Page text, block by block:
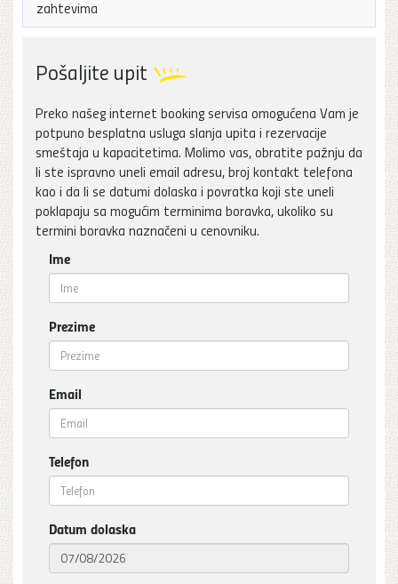
zahtevima
Pošaljite upit
Preko našeg internet booking servisa omogućena Vam je
potpuno besplatna usluga slanja upita i rezervacije
smeštaja u kapacitetima. Molimo vas, obratite pažnju da
li ste ispravno uneli email adresu, broj kontakt telefona
kao i da li se datumi dolaska i povratka koji ste uneli
poklapaju sa mogućim terminima boravka, ukoliko su
termini boravka naznačeni u cenovniku.
Ime
Prezime
Email
Telefon
Datum dolaska